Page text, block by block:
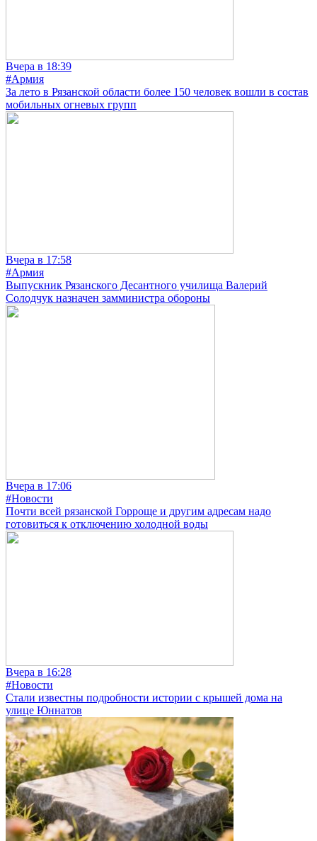
Вчера в 18:39
#Армия
За лето в Рязанской области более 150 человек вошли в состав
мобильных огневых групп
Вчера в 17:58
#Армия
Выпускник Рязанского Десантного училища Валерий
Солодчук назначен замминистра обороны
Вчера в 17:06
#Новости
Почти всей рязанской Горроще и другим адресам надо
готовиться к отключению холодной воды
Вчера в 16:28
#Новости
Стали известны подробности истории с крышей дома на
улице Юннатов